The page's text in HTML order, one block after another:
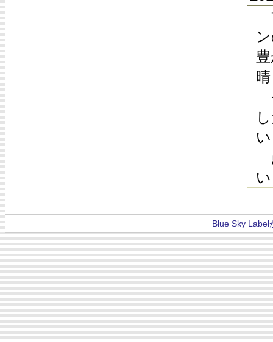
Blue Sky Label